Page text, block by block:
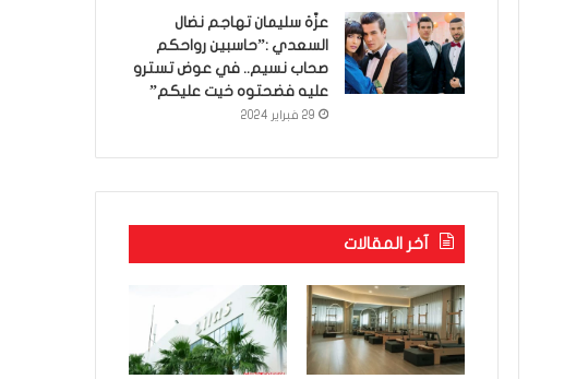
عزّة سليمان تهاجم نضال
السعدي :”حاسبين رواحكم
صحاب نسيم.. في عوض تسترو
عليه فضحتوه خيت عليكم”
29 فبراير 2024
آخر المقالات